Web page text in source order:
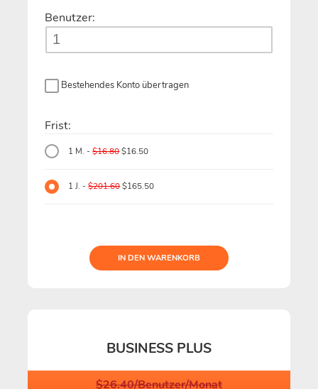
Benutzer:
Bestehendes Konto übertragen
Frist:
1 M. -$16.80$16.50
1 J. -$201.60$165.50
IN DEN WARENKORB
BUSINESS PLUS
$26.40/Benutzer/Monat